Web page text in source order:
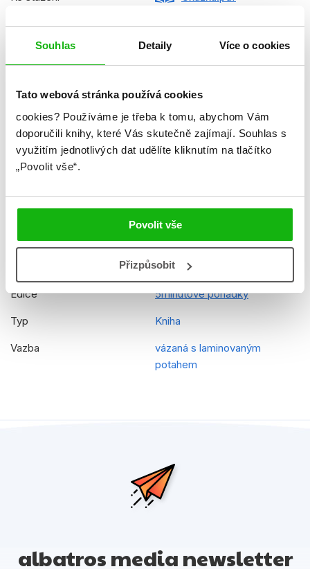
Souhlas Detaily Více o cookies
Tato webová stránka používá cookies
cookies? Používáme je třeba k tomu, abychom Vám
doporučili knihy, které Vás skutečně zajímají. Souhlas s
využitím jednotlivých dat udělíte kliknutím na tlačítko
„Povolit vše“.
Povolit vše
Přizpůsobit
Datum vydání 15.03.2021
Formát 197x267 mm
Řady Disney
Původní název
Překladatel Petra Vichrová
EAN 9788025248942
4
Edice 5minutové pohádky
Typ Kniha
Vazba
vázaná s laminovaným
potahem
albatros media newsletter